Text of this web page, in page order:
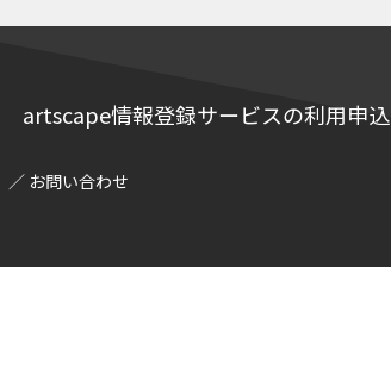
artscape情報登録サービスの利用申込
お問い合わせ